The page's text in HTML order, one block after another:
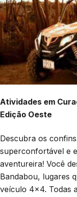
Atividades em
Edição Oeste
Descubra os
superconfortável e
aventureira! Você
Bandabou, lugares
veículo 4x4. Todas